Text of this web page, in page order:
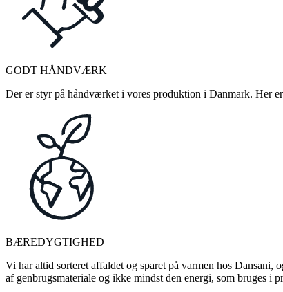
GODT HÅNDVÆRK
Der er styr på håndværket i vores produktion i Danmark. Her
BÆREDYGTIGHED
Vi har altid sorteret affaldet og sparet på varmen hos
af genbrugsmateriale og ikke mindst den energi, som bruges